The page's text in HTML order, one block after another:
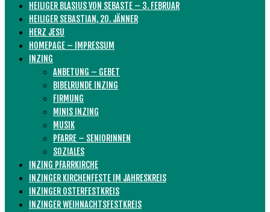
HEILIGER BLASIUS VON SEBASTE – 3. FEBRUAR
HEILIGER SEBASTIAN, 20. JÄNNER
HERZ JESU
HOMEPAGE – IMPRESSUM
INZING
ANBETUNG – GEBET
BIBELRUNDE INZING
FIRMUNG
MINIS INZING
MUSIK
PFARRE – SENIORINNEN
SOZIALES
INZING PFARRKIRCHE
INZINGER KIRCHENFESTE IM JAHRESKREIS
INZINGER OSTERFESTKREIS
INZINGER WEIHNACHTSFESTKREIS